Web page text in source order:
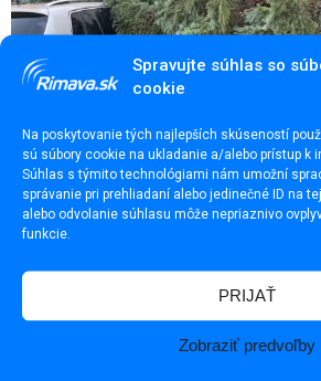
Spravujte súhlas so
cookie
Na poskytovanie tých najlepších skúseností
sú súbory cookie na ukladanie a/alebo prístup k
Súhlas s týmito technológiami nám umožní
správanie pri prehliadaní alebo jedinečné ID na
alebo odvolanie súhlasu môže nepriaznivo
funkcie.
PRIJAŤ
Zobraziť predvoľby
Po horúčavách udrela silná búrka. V
škody